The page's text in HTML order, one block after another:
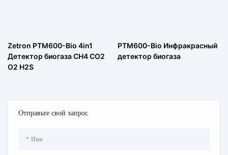
Отправьте свой запрос
Имя
Zetron PTM600-Bio 4in1
Детектор биогаза CH4 CO2
O2 H2S
PTM600-Bio Инфракрасный
детектор биогаза